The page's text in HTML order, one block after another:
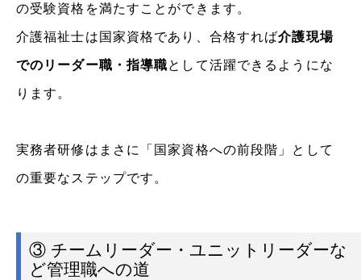
の受験資格を満たすことができます。
介護福祉士は国家資格であり、合格すれば介護現場
でのリーダー職・指導職として活躍できるようにな
ります。
実務者研修はまさに「国家資格への前段階」として
の重要なステップです。
③ チームリーダー・ユニットリーダーな
ど管理職への道